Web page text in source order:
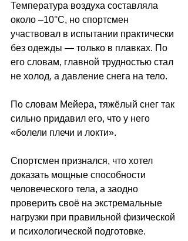
Температура воздуха составляла
около –10°C, но спортсмен
участвовал в испытании практически
без одежды — только в плавках. По
его словам, главной трудностью стал
не холод, а давление снега на тело.
По словам Мейера, тяжёлый снег так
сильно придавил его, что у него
«болели плечи и локти».
Спортсмен признался, что хотел
доказать мощные способности
человеческого тела, а заодно
проверить своё на экстремальные
нагрузки при правильной физической
и психологической подготовке.